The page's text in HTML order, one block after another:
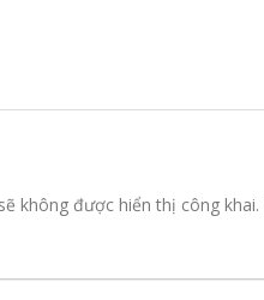
không được hiển thị công khai.